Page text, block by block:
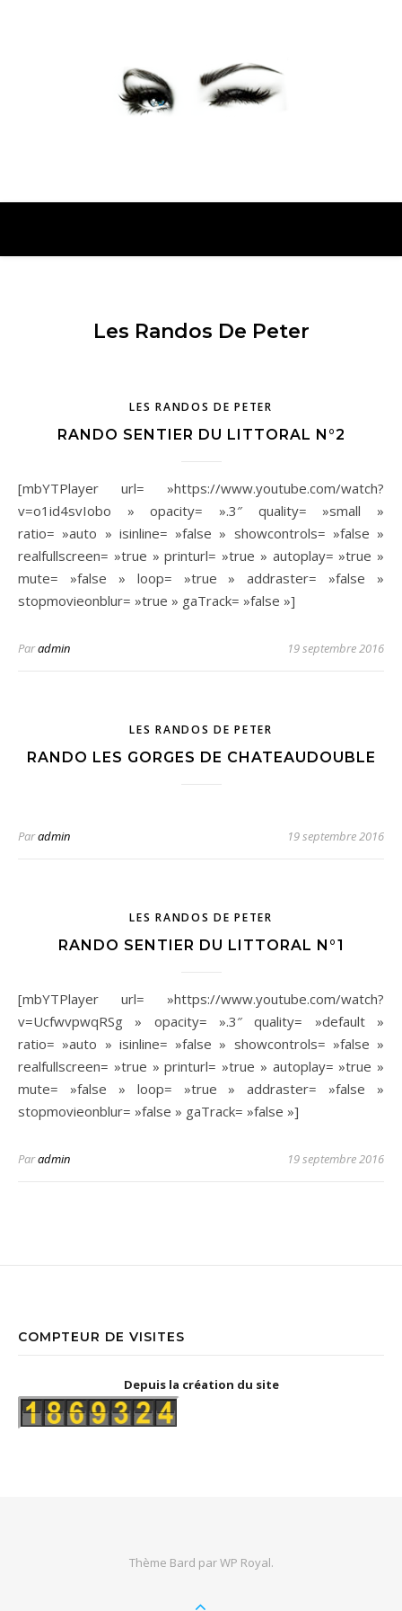
Les Randos De Peter
LES RANDOS DE PETER
RANDO SENTIER DU LITTORAL N°2
[mbYTPlayer url= »https://www.youtube.com/watch?
v=o1id4svIobo » opacity= ».3″ quality= »small »
ratio= »auto » isinline= »false » showcontrols= »false »
realfullscreen= »true » printurl= »true » autoplay= »true »
mute= »false » loop= »true » addraster= »false »
stopmovieonblur= »true » gaTrack= »false »]
Paradmin 19 septembre 2016
LES RANDOS DE PETER
RANDO LES GORGES DE CHATEAUDOUBLE
Paradmin 19 septembre 2016
LES RANDOS DE PETER
RANDO SENTIER DU LITTORAL N°1
[mbYTPlayer url= »https://www.youtube.com/watch?
v=UcfwvpwqRSg » opacity= ».3″ quality= »default »
ratio= »auto » isinline= »false » showcontrols= »false »
realfullscreen= »true » printurl= »true » autoplay= »true »
mute= »false » loop= »true » addraster= »false »
stopmovieonblur= »false » gaTrack= »false »]
Paradmin 19 septembre 2016
COMPTEUR DE VISITES
Depuis la création du site
Thème Bard parWP Royal.